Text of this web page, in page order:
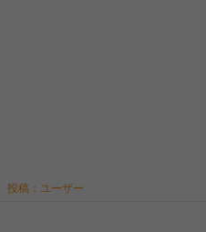
投稿：ユーザー